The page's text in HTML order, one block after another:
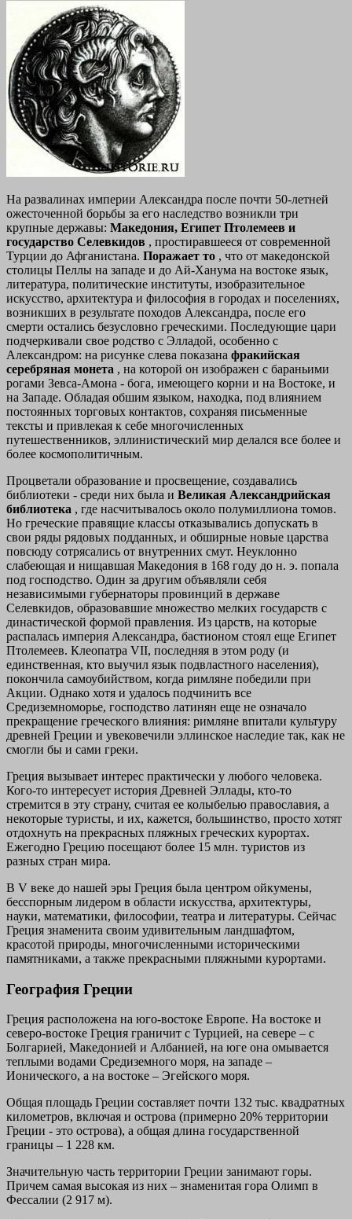
На развалинах империи Александра после почти 50-летней
ожесточенной борьбы за его наследство возникли три
крупные державы: Македония, Египет Птолемеев и
государство Селевкидов , простиравшееся от современной
Турции до Афганистана. Поражает то , что от македонской
столицы Пеллы на западе и до Ай-Ханума на востоке язык,
литература, политические институты, изобразительное
искусство, архитектура и философия в городах и поселениях,
возникших в результате походов Александра, после его
смерти остались безусловно греческими. Последующие цари
подчеркивали свое родство с Элладой, особенно с
Александром: на рисунке слева показана фракийская
серебряная монета , на которой он изображен с бараньими
рогами Зевса-Амона - бога, имеющего корни и на Востоке, и
на Западе. Обладая обшим языком, находка, под влиянием
постоянных торговых контактов, сохраняя письменные
тексты и привлекая к себе многочисленных
путешественников, эллинистический мир делался все более и
более космополитичным.
Процветали образование и просвещение, создавались
библиотеки - среди них была и Великая Александрийская
библиотека , где насчитывалось около полумиллиона томов.
Но греческие правящие классы отказывались допускать в
свои ряды рядовых подданных, и обширные новые царства
повсюду сотрясались от внутренних смут. Неуклонно
слабеющая и нищавшая Македония в 168 году до н. э. попала
под господство. Один за другим объявляли себя
независимыми губернаторы провинций в державе
Селевкидов, образовавшие множество мелких государств с
династической формой правления. Из царств, на которые
распалась империя Александра, бастионом стоял еще Египет
Птолемеев. Клеопатра VII, последняя в этом роду (и
единственная, кто выучил язык подвластного населения),
покончила самоубийством, когда римляне победили при
Акции. Однако хотя и удалось подчинить все
Средиземноморье, господство латинян еще не означало
прекращение греческого влияния: римляне впитали культуру
древней Греции и увековечили эллинское наследие так, как не
смогли бы и сами греки.
Греция вызывает интерес практически у любого человека.
Кого-то интересует история Древней Эллады, кто-то
стремится в эту страну, считая ее колыбелью православия, а
некоторые туристы, и их, кажется, большинство, просто хотят
отдохнуть на прекрасных пляжных греческих курортах.
Ежегодно Грецию посещают более 15 млн. туристов из
разных стран мира.
В V веке до нашей эры Греция была центром ойкумены,
бесспорным лидером в области искусства, архитектуры,
науки, математики, философии, театра и литературы. Сейчас
Греция знаменита своим удивительным ландшафтом,
красотой природы, многочисленными историческими
памятниками, а также прекрасными пляжными курортами.
География Греции
Греция расположена на юго-востоке Европе. На востоке и
северо-востоке Греция граничит с Турцией, на севере – с
Болгарией, Македонией и Албанией, на юге она омывается
теплыми водами Средиземного моря, на западе –
Ионического, а на востоке – Эгейского моря.
Общая площадь Греции составляет почти 132 тыс. квадратных
километров, включая и острова (примерно 20% территории
Греции - это острова), а общая длина государственной
границы – 1 228 км.
Значительную часть территории Греции занимают горы.
Причем самая высокая из них – знаменитая гора Олимп в
Фессалии (2 917 м).